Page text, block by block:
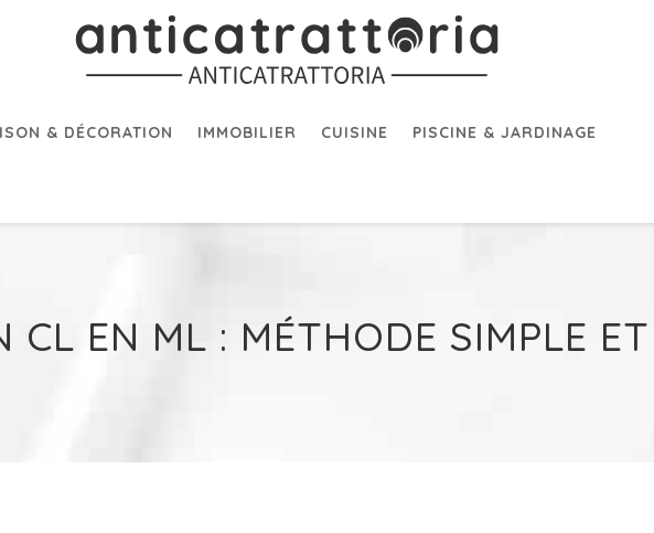
& DÉCORATION IMMOBILIER CUISINE PISCINE & JARDINAGE
CL EN ML : MÉTHODE SIMPLE ET